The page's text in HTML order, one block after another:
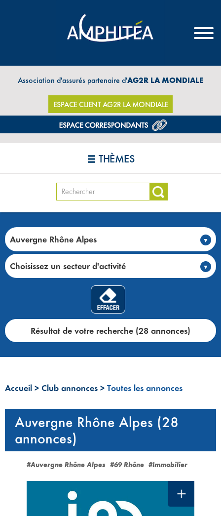
Association d'assurés partenaire d'AG2R LA MONDIALE
ESPACE CLIENT AG2R LA MONDIALE
THÈMES
Auvergne Rhône Alpes
Choisissez un secteur d'activité
Résultat de votre recherche (28 annonces)
Accueil > Club annonces > Toutes les annonces
Auvergne Rhône Alpes (28
annonces)
#Auvergne Rhône Alpes #69 Rhône #Immobilier